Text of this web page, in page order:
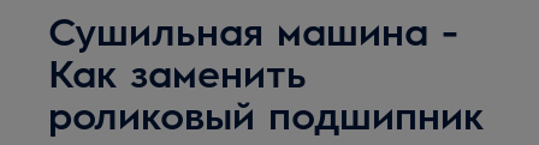
Сушильная машина -
Как заменить
роликовый подшипник